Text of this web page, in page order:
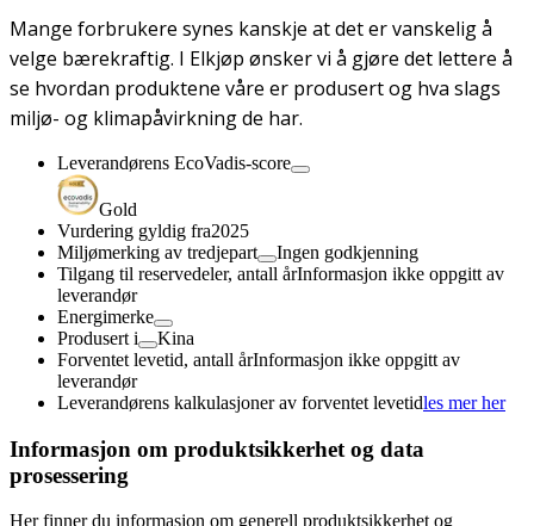
Mange forbrukere synes kanskje at det er vanskelig å
velge bærekraftig. I Elkjøp ønsker vi å gjøre det lettere å
se hvordan produktene våre er produsert og hva slags
miljø- og klimapåvirkning de har.
Leverandørens EcoVadis-score
Gold
Vurdering gyldig fra2025
Miljømerking av tredjepart
Ingen godkjenning
Tilgang til reservedeler, antall årInformasjon ikke oppgitt av
leverandør
Energimerke
Produsert i
Kina
Forventet levetid, antall årInformasjon ikke oppgitt av
leverandør
Leverandørens kalkulasjoner av forventet levetidles mer her
Informasjon om produktsikkerhet og data
prosessering
Her finner du informasjon om generell produktsikkerhet og